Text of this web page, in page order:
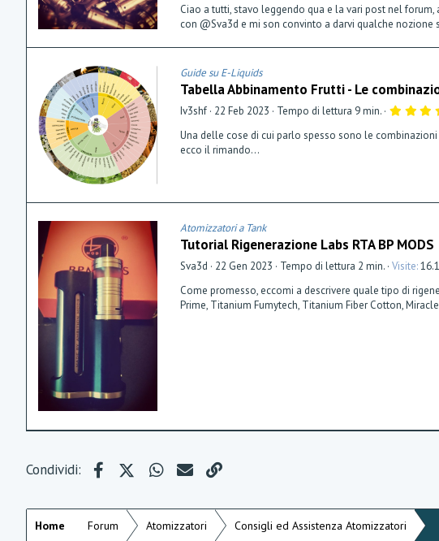
Ciao a tutti, stavo leggendo qua e la vari post nel
con @Sva3d e mi son convinto a darvi qualche
Guide su E-Liquids
Tabella Abbinamento Frutti - Le
Iv3shf 22 Feb 2023 Tempo di lettura 9 min.
Una delle cose di cui parlo spesso sono le
ecco il rimando...
Atomizzatori a Tank
Tutorial Rigenerazione Labs RTA BP MODS
Sva3d 22 Gen 2023 Tempo di lettura 2 min. Visite
Come promesso, eccomi a descrivere quale tipo di
Prime, Titanium Fumytech, Titanium Fiber Cotton,
Condividi: FacebookX (Twitter)WhatsApp
e-mail
Home Forum Atomizzatori Consigli ed Assistenza Atomizzatori